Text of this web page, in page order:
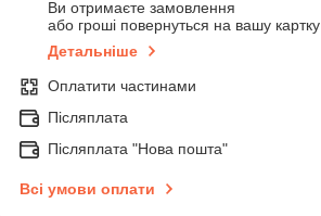
Ви отримаєте замовлення
або гроші повернуться на вашу картку
Детальніше
Оплатити частинами
Післяплата
Післяплата "Нова пошта"
Всі умови оплати